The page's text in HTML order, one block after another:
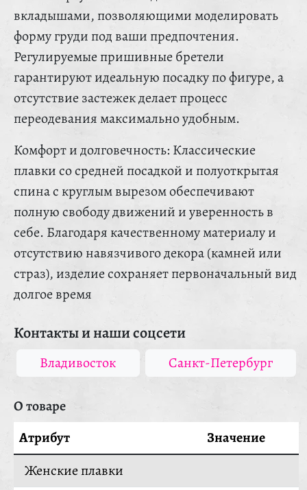
вкладышами, позволяющими моделировать
форму груди под ваши предпочтения.
Регулируемые пришивные бретели
гарантируют идеальную посадку по фигуре, а
отсутствие застежек делает процесс
переодевания максимально удобным.
Комфорт и долговечность: Классические
плавки со средней посадкой и полуоткрытая
спина с круглым вырезом обеспечивают
полную свободу движений и уверенность в
себе. Благодаря качественному материалу и
отсутствию навязчивого декора (камней или
страз), изделие сохраняет первоначальный вид
долгое время
Контакты и наши соцсети
Владивосток Санкт-Петербург
О товаре
Атрибут
Значение
Женские плавки